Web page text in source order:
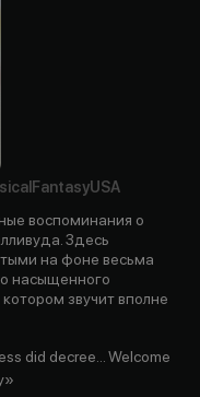
FantasyUSA
воспоминания о
Здесь
на фоне весьма
насыщенного
звучит вполне
did decree... Welcome